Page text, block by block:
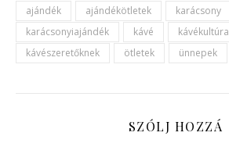
ajándék ajándékötletek
karácsony
karácsonyiajándék
kávé
kávékultúra
kávészeretőknek
ötletek ünnepek
SZÓLJ HOZZÁ